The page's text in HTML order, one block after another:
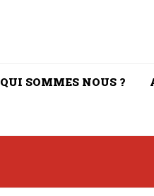
QUI SOMMES NOUS ?